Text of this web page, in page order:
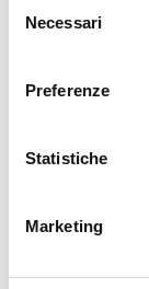
delNecessari
Preferenze
Statistiche
Marketing
Anni